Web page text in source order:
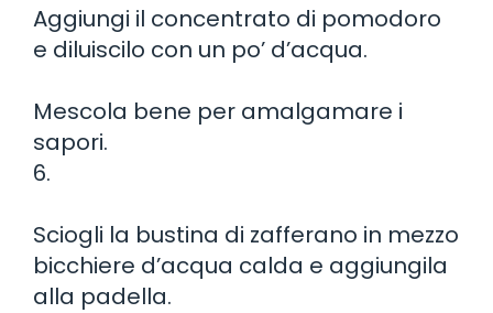
Aggiungi il concentrato di pomodoro
e diluiscilo con un po’ d’acqua.
Mescola bene per amalgamare i
sapori.
6.
Sciogli la bustina di zafferano in mezzo
bicchiere d’acqua calda e aggiungila
alla padella.